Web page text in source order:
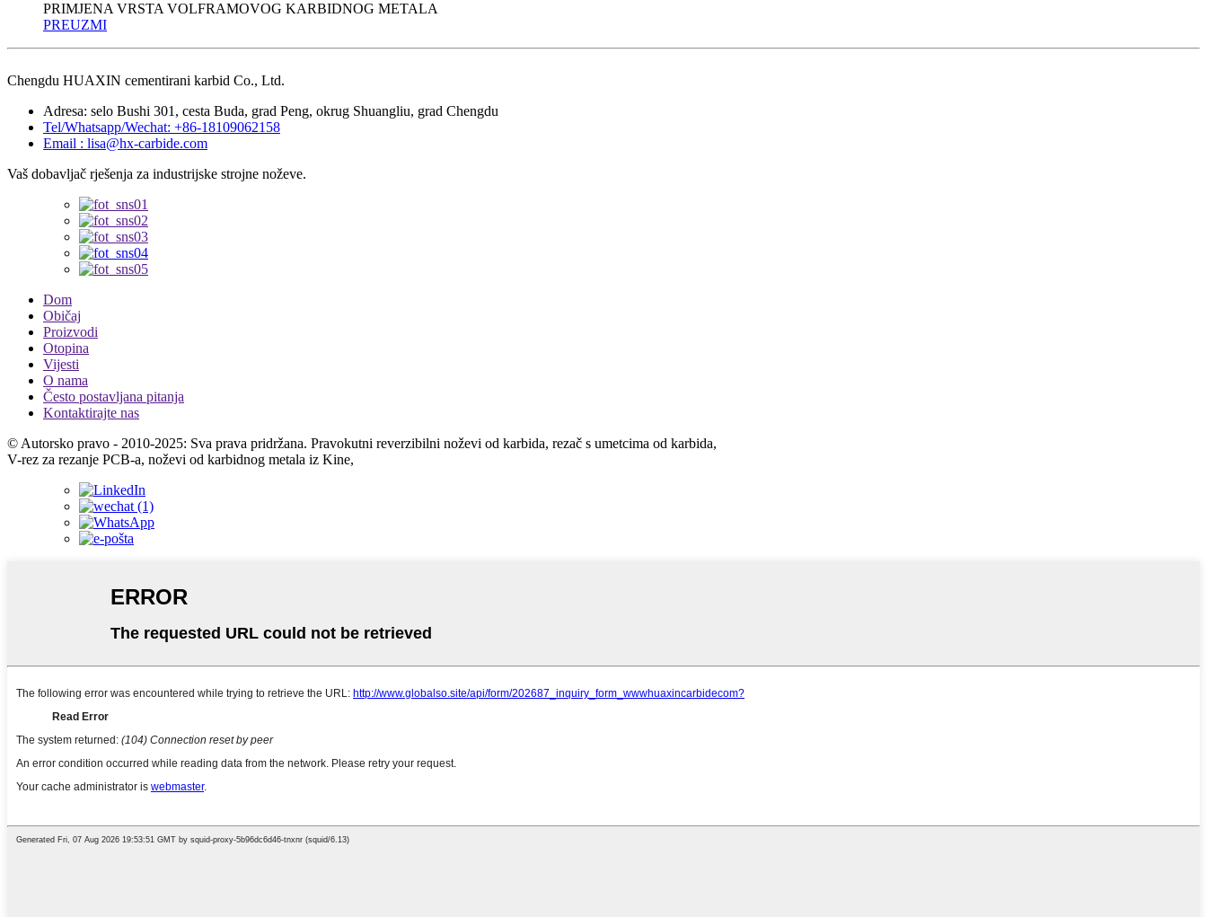
PRIMJENA VRSTA VOLFRAMOVOG KARBIDNOG METALA
PREUZMI
Chengdu HUAXIN cementirani karbid Co., Ltd.
Adresa: selo Bushi 301, cesta Buda, grad Peng, okrug Shuangliu, grad Chengdu
Tel/Whatsapp/Wechat: +86-18109062158
Email : lisa@hx-carbide.com
Vaš dobavljač rješenja za industrijske strojne noževe.
Dom
Običaj
Proizvodi
Otopina
Vijesti
O nama
Često postavljana pitanja
Kontaktirajte nas
© Autorsko pravo - 2010-2025: Sva prava pridržana. Pravokutni reverzibilni noževi od karbida, rezač s umetcima od karbida,
V-rez za rezanje PCB-a, noževi od karbidnog metala iz Kine,